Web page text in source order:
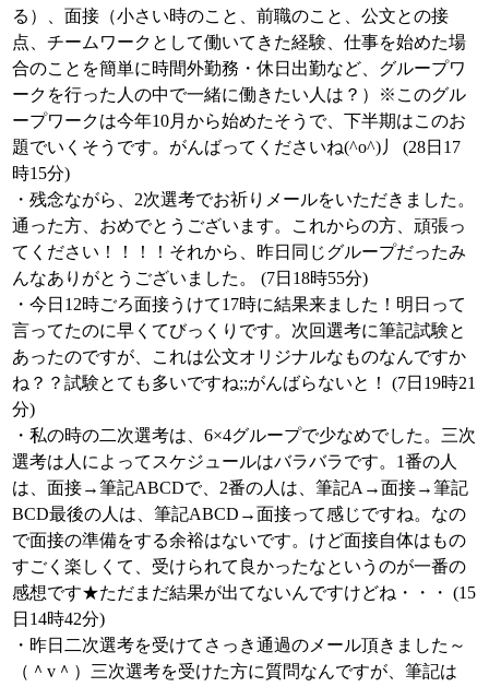
る）、面接（小さい時のこと、前職のこと、公文との接
点、チームワークとして働いてきた経験、仕事を始めた場
合のことを簡単に時間外勤務・休日出勤など、グループワ
ークを行った人の中で一緒に働きたい人は？）※このグル
ープワークは今年10月から始めたそうで、下半期はこのお
題でいくそうです。がんばってくださいね(^o^)丿 (28日17
時15分)
・残念ながら、2次選考でお祈りメールをいただきました。
通った方、おめでとうございます。これからの方、頑張っ
てください！！！！それから、昨日同じグループだったみ
んなありがとうございました。 (7日18時55分)
・今日12時ごろ面接うけて17時に結果来ました！明日って
言ってたのに早くてびっくりです。次回選考に筆記試験と
あったのですが、これは公文オリジナルなものなんですか
ね？？試験とても多いですね;;がんばらないと！ (7日19時21
分)
・私の時の二次選考は、6×4グループで少なめでした。三次
選考は人によってスケジュールはバラバラです。1番の人
は、面接→筆記ABCDで、2番の人は、筆記A→面接→筆記
BCD最後の人は、筆記ABCD→面接って感じですね。なの
で面接の準備をする余裕はないです。けど面接自体はもの
すごく楽しくて、受けられて良かったなというのが一番の
感想です★ただまだ結果が出てないんですけどね・・・ (15
日14時42分)
・昨日二次選考を受けてさっき通過のメール頂きました～
（＾v＾）三次選考を受けた方に質問なんですが、筆記は